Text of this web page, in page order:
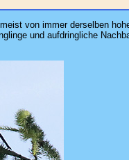
von immer derselben
und aufdringliche